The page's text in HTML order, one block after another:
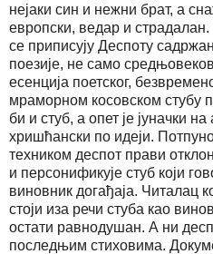
нејаки син и нежни брат, а
европски, ведар и
се приписују Деспоту
поезије, не само
есенција поетског,
мраморном косовском стубу
би и стуб, а опет је јуначки
хришћански по идеји.
техником деспот прави
и персонификује стуб који
виновник догађаја. Читалац
стоји иза речи стуба као
остати равнодушан. А ни
последњим стиховима.